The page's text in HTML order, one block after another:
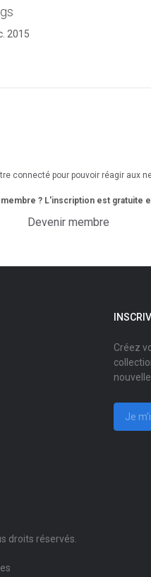
2015
connecté pour pouvoir réagir aux
? L'inscription est gratuite
Devenir membre
Créez
Je
droits réservés.